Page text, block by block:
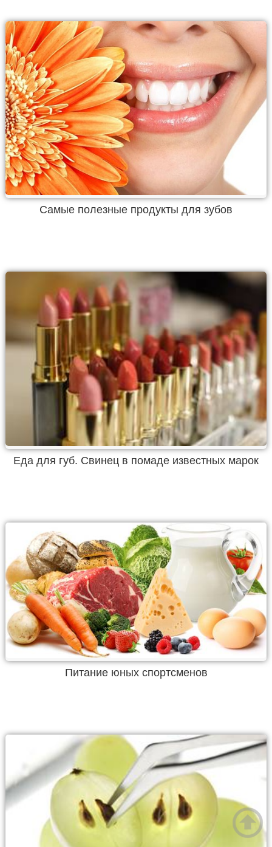
Самые полезные продукты для зубов
Еда для губ. Свинец в помаде известных марок
Питание юных спортсменов